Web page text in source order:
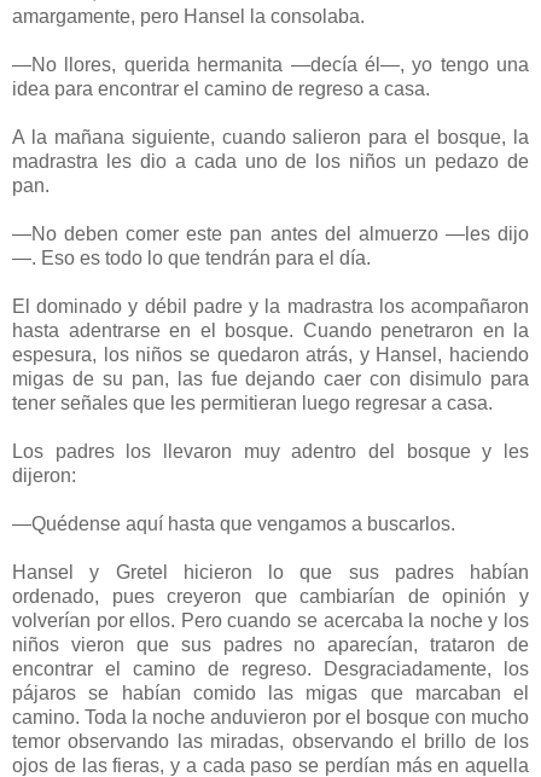
amargamente, pero Hansel la consolaba.
—No llores, querida hermanita —decía él—, yo tengo una
idea para encontrar el camino de regreso a casa.
A la mañana siguiente, cuando salieron para el bosque, la
madrastra les dio a cada uno de los niños un pedazo de
pan.
—No deben comer este pan antes del almuerzo —les dijo
—. Eso es todo lo que tendrán para el día.
El dominado y débil padre y la madrastra los acompañaron
hasta adentrarse en el bosque. Cuando penetraron en la
espesura, los niños se quedaron atrás, y Hansel, haciendo
migas de su pan, las fue dejando caer con disimulo para
tener señales que les permitieran luego regresar a casa.
Los padres los llevaron muy adentro del bosque y les
dijeron:
—Quédense aquí hasta que vengamos a buscarlos.
Hansel y Gretel hicieron lo que sus padres habían
ordenado, pues creyeron que cambiarían de opinión y
volverían por ellos. Pero cuando se acercaba la noche y los
niños vieron que sus padres no aparecían, trataron de
encontrar el camino de regreso. Desgraciadamente, los
pájaros se habían comido las migas que marcaban el
camino. Toda la noche anduvieron por el bosque con mucho
temor observando las miradas, observando el brillo de los
ojos de las fieras, y a cada paso se perdían más en aquella